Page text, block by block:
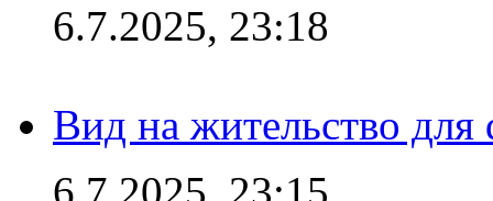
6.7.2025, 23:18
Вид на жительство
6.7.2025, 23:15